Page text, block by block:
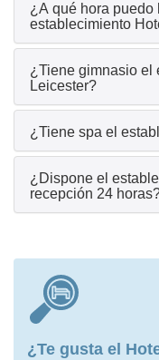
¿A qué hora puedo
establecimiento
¿Tiene gimnasio el
Leicester?
¿Tiene spa el
¿Dispone el
recepción 24
¿Te gusta el